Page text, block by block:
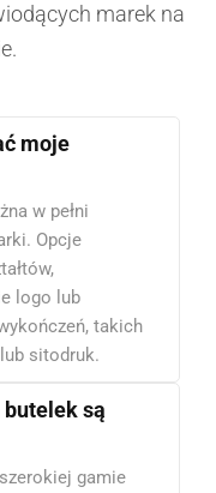
marek na
moje
w pełni
Opcje
logo lub
takich
sitodruk.
są
gamie